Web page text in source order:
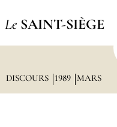
Le SAINT-SIÈGE
DISCOURS 1989 MARS